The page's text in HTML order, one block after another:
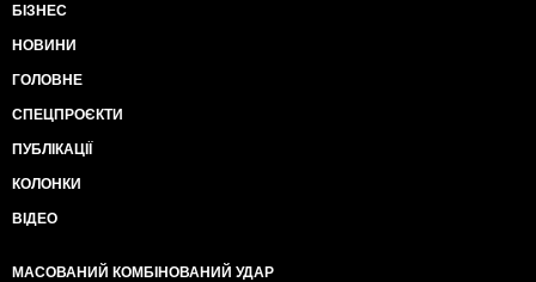
БІЗНЕС
НОВИНИ
ГОЛОВНЕ
СПЕЦПРОЄКТИ
ПУБЛІКАЦІЇ
КОЛОНКИ
ВІДЕО
МАСОВАНИЙ КОМБІНОВАНИЙ УДАР